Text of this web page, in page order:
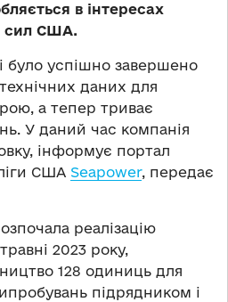
в інтересах
сил США.
було успішно завершено
даних для
а тепер триває
У даний час компанія
інформує портал
США Seapower, передає
реалізацію
2023 року,
128 одиниць для
підрядником і